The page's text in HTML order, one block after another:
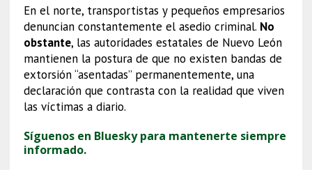
En el norte, transportistas y pequeños empresarios
denuncian constantemente el asedio criminal. No
obstante, las autoridades estatales de Nuevo León
mantienen la postura de que no existen bandas de
extorsión “asentadas” permanentemente, una
declaración que contrasta con la realidad que viven
las víctimas a diario.
Síguenos en Bluesky para mantenerte siempre
informado.